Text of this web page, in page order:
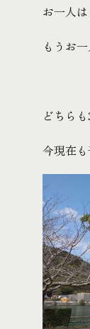
お一人
もうお
どちら
今現在